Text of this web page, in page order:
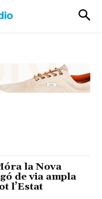
la Nova
de via ampla
l’Estat